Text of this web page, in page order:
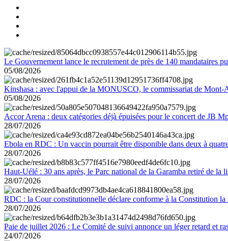
Le Gouvernement lance le recrutement de près de 140 mandataires
05/08/2026
Kinshasa : avec l'appui de la MONUSCO, le commissariat de Mont-
05/08/2026
Accor Arena : deux catégories déjà épuisées pour le concert de JB
28/07/2026
Ebola en RDC : Un vaccin pourrait être disponible dans deux à
28/07/2026
Haut-Uélé : 30 ans après, le Parc national de la Garamba retiré de la
28/07/2026
RDC : la Cour constitutionnelle déclare conforme à la Constitution la
28/07/2026
Paie de juillet 2026 : Le Comité de suivi annonce un léger retard et
24/07/2026